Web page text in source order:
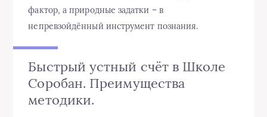
фактор, а природные задатки – в
непревзойдённый инструмент познания.
Быстрый устный счёт в Школе
Соробан. Преимущества
методики.